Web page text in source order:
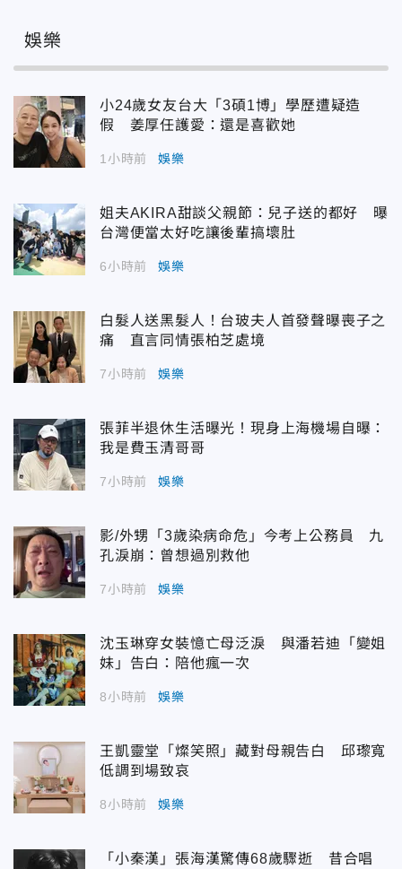
娛樂
小24歲女友台大「3碩1博」學歷遭疑造
假 姜厚任護愛：還是喜歡她
1小時前 娛樂
姐夫AKIRA甜談父親節：兒子送的都好 曝
台灣便當太好吃讓後輩搞壞肚
6小時前 娛樂
白髮人送黑髮人！台玻夫人首發聲曝喪子之
痛 直言同情張柏芝處境
7小時前 娛樂
張菲半退休生活曝光！現身上海機場自曝：
我是費玉清哥哥
7小時前 娛樂
影/外甥「3歲染病命危」今考上公務員 九
孔淚崩：曾想過別救他
7小時前 娛樂
沈玉琳穿女裝憶亡母泛淚 與潘若迪「變姐
妹」告白：陪他瘋一次
8小時前 娛樂
王凱靈堂「燦笑照」藏對母親告白 邱瓈寬
低調到場致哀
8小時前 娛樂
「小秦漢」張海漢驚傳68歲驟逝 昔合唱